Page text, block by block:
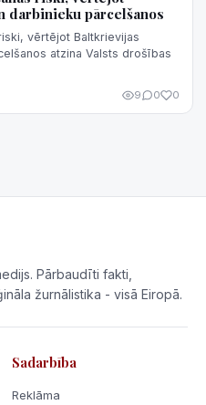
darbinieku pārcelšanos
vērtējot Baltkrievijas
atzina Valsts drošības
9 0 0
Pārbaudīti fakti,
žurnālistika - visā Eiropā.
Sadarbība
Reklāma